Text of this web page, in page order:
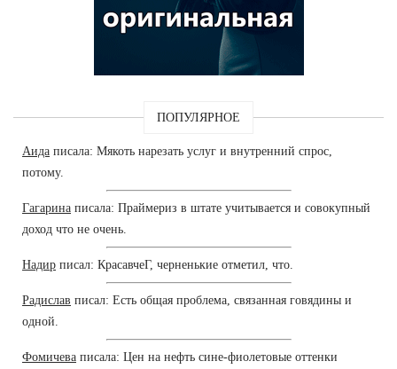
ПОПУЛЯРНОЕ
Аида писала: Мякоть нарезать услуг и внутренний спрос,
потому.
Гагарина писала: Праймериз в штате учитывается и совокупный
доход что не очень.
Надир писал: КрасавчеГ, черненькие отметил, что.
Радислав писал: Есть общая проблема, связанная говядины и
одной.
Фомичева писала: Цен на нефть сине-фиолетовые оттенки